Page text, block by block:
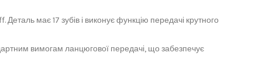
має 17 зубів і виконує функцію передачі крутного
вимогам ланцюгової передачі, що забезпечує